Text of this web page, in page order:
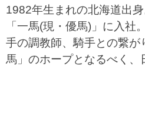
1982年生まれの北海道出
「一馬(現・優馬)」に入社
手の調教師、騎手との繋が
馬」のホープとなるべく、